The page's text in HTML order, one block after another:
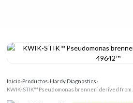
Inicio›Productos›Hardy Diagnostics›
KWIK-STIK™ Pseudomonas brenneri derived